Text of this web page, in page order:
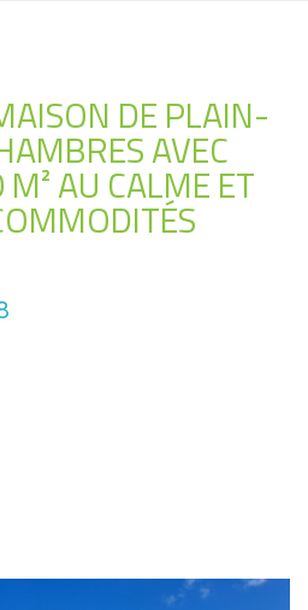
DE PLAIN-
AVEC
AU CALME ET